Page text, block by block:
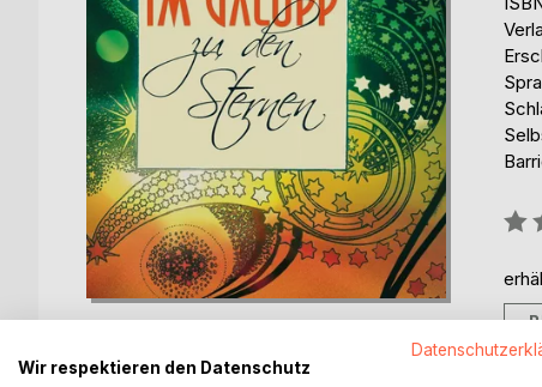
Wir respektieren den Datenschutz